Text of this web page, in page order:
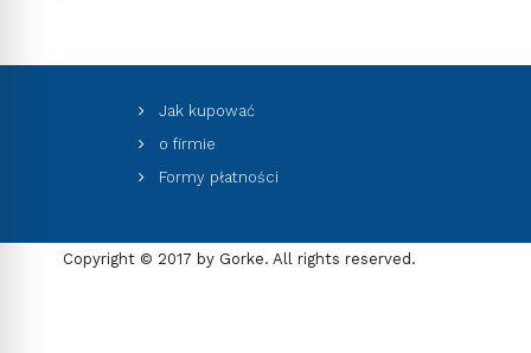
Jak kupować
o firmie
Formy płatności
Copyright © 2017 by Gorke. All rights reserved.